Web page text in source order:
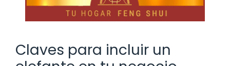
Claves para incluir un